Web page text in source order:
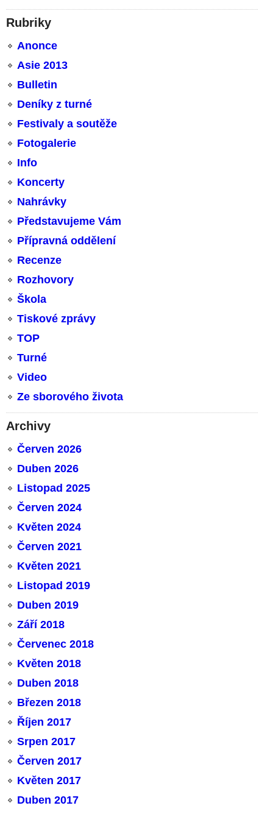
Rubriky
Anonce
Asie 2013
Bulletin
Deníky z turné
Festivaly a soutěže
Fotogalerie
Info
Koncerty
Nahrávky
Představujeme Vám
Přípravná oddělení
Recenze
Rozhovory
Škola
Tiskové zprávy
TOP
Turné
Video
Ze sborového života
Archivy
Červen 2026
Duben 2026
Listopad 2025
Červen 2024
Květen 2024
Červen 2021
Květen 2021
Listopad 2019
Duben 2019
Září 2018
Červenec 2018
Květen 2018
Duben 2018
Březen 2018
Říjen 2017
Srpen 2017
Červen 2017
Květen 2017
Duben 2017